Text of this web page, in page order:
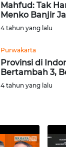
Mahfud: Tak
Menko Banjir
4 tahun yang lalu
Purwakarta
Provinsi di
Bertambah 3,
4 tahun yang lalu